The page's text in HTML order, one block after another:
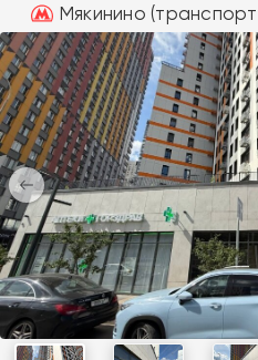
Мякинино